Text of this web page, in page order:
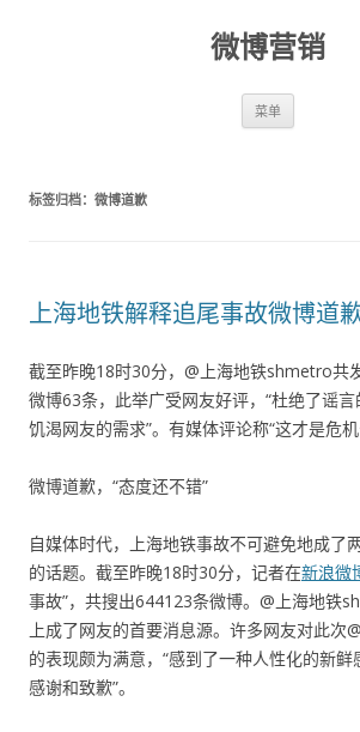
微博营销
菜单
标签归档： 微博道歉
上海地铁解释追尾事故微博道
截至昨晚18时30分，@上海地铁shmetro共
微博63条，此举广受网友好评，“杜绝了谣
饥渴网友的需求”。有媒体评论称“这才是危机
微博道歉，“态度还不错”
自媒体时代，上海地铁事故不可避免地成了
的话题。截至昨晚18时30分，记者在新浪微
事故”，共搜出644123条微博。@上海地铁
上成了网友的首要消息源。许多网友对此次
的表现颇为满意，“感到了一种人性化的新鲜
感谢和致歉”。